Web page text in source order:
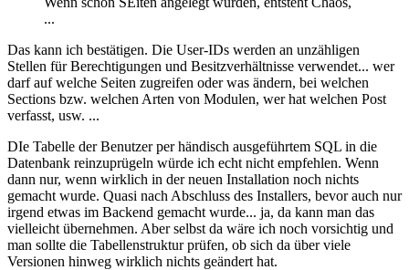
...
Das kann ich bestätigen. Die User-IDs werden an unzähligen
Stellen für Berechtigungen und Besitzverhältnisse verwendet... wer
darf auf welche Seiten zugreifen oder was ändern, bei welchen
Sections bzw. welchen Arten von Modulen, wer hat welchen Post
verfasst, usw. ...
DIe Tabelle der Benutzer per händisch ausgeführtem SQL in die
Datenbank reinzuprügeln würde ich echt nicht empfehlen. Wenn
dann nur, wenn wirklich in der neuen Installation noch nichts
gemacht wurde. Quasi nach Abschluss des Installers, bevor auch nur
irgend etwas im Backend gemacht wurde... ja, da kann man das
vielleicht übernehmen. Aber selbst da wäre ich noch vorsichtig und
man sollte die Tabellenstruktur prüfen, ob sich da über viele
Versionen hinweg wirklich nichts geändert hat.